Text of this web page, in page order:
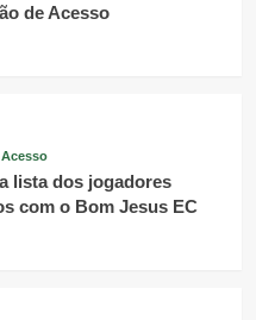
de Acesso
lista dos jogadores
com o Bom Jesus EC